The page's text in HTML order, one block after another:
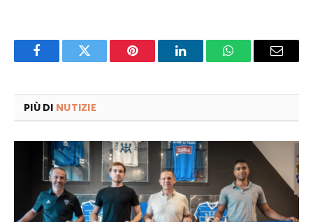
FacebookTwitter Pinterest LinkedInWhatsAppEmail
PIÙ DI NUTIZIE